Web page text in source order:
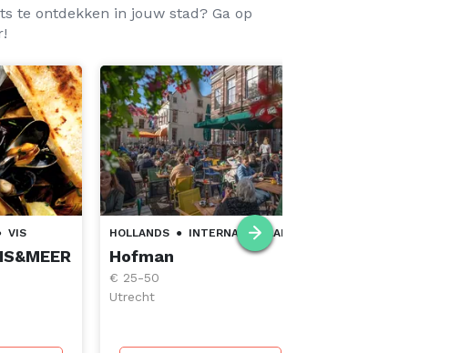
te ontdekken in jouw stad? Ga op
VIS HOLLANDS ● INTERNATIONAAL
Hofman
€ 25-50
Utrecht